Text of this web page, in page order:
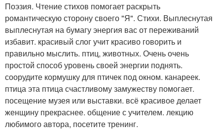
Поэзия. Чтение стихов помогает раскрыть
романтическую сторону своего "Я". Стихи. Выплеснутая
выплеснутая на бумагу энергия вас от переживаний
избавит. красивый слог учит красиво говорить и
правильно мыслить. птиц, животных. Очень очень
простой способ уровень своей энергии поднять.
соорудите кормушку для птичек под окном. канареек.
птица эта птица счастливому замужеству помогает.
посещение музея или выставки. всё красивое делает
женщину прекраснее. общение с учителем. лекцию
любимого автора, посетите тренинг.